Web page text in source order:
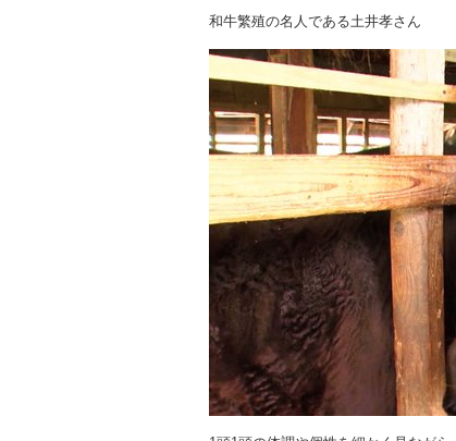
和牛繁殖の名人である土井孝さん